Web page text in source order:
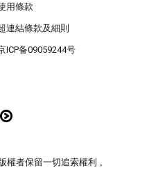
用條款
連結條款及細則
ICP备09059244号
權者保留一切追索權利 。